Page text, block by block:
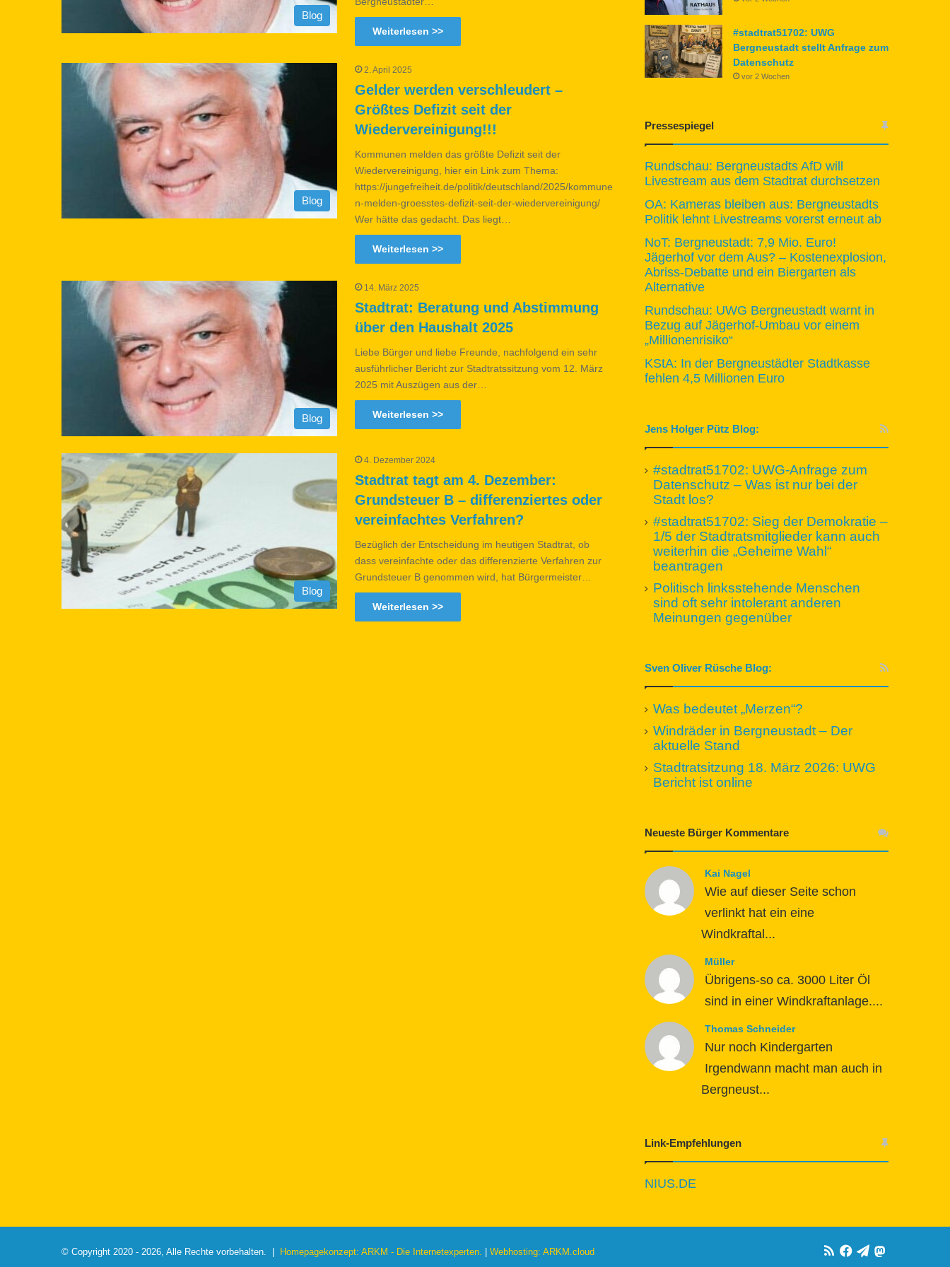
Blog
Weiterlesen >>
Blog
2. April 2025
Gelder werden verschleudert –
Größtes Defizit seit der
Wiedervereinigung!!!
Kommunen melden das größte Defizit seit der
Wiedervereinigung, hier ein Link zum Thema:
https://jungefreiheit.de/politik/deutschland/2025/kommune
n-melden-groesstes-defizit-seit-der-wiedervereinigung/
Wer hätte das gedacht. Das liegt…
Weiterlesen >>
Blog
14. März 2025
Stadtrat: Beratung und Abstimmung
über den Haushalt 2025
Liebe Bürger und liebe Freunde, nachfolgend ein sehr
ausführlicher Bericht zur Stadtratssitzung vom 12. März
2025 mit Auszügen aus der…
Weiterlesen >>
Blog
4. Dezember 2024
Stadtrat tagt am 4. Dezember:
Grundsteuer B – differenziertes oder
vereinfachtes Verfahren?
Bezüglich der Entscheidung im heutigen Stadtrat, ob
dass vereinfachte oder das differenzierte Verfahren zur
Grundsteuer B genommen wird, hat Bürgermeister…
Weiterlesen >>
#stadtrat51702: UWG
Bergneustadt stellt Anfrage zum
Datenschutz
vor 2 Wochen
Pressespiegel
Rundschau: Bergneustadts AfD will
Livestream aus dem Stadtrat durchsetzen
OA: Kameras bleiben aus: Bergneustadts
Politik lehnt Livestreams vorerst erneut ab
NoT: Bergneustadt: 7,9 Mio. Euro!
Jägerhof vor dem Aus? – Kostenexplosion,
Abriss-Debatte und ein Biergarten als
Alternative
Rundschau: UWG Bergneustadt warnt in
Bezug auf Jägerhof-Umbau vor einem
„Millionenrisiko“
KStA: In der Bergneustädter Stadtkasse
fehlen 4,5 Millionen Euro
Jens Holger Pütz Blog:
#stadtrat51702: UWG-Anfrage zum
Datenschutz – Was ist nur bei der
Stadt los?
#stadtrat51702: Sieg der Demokratie –
1/5 der Stadtratsmitglieder kann auch
weiterhin die „Geheime Wahl“
beantragen
Politisch linksstehende Menschen
sind oft sehr intolerant anderen
Meinungen gegenüber
Sven Oliver Rüsche Blog:
Was bedeutet „Merzen“?
Windräder in Bergneustadt – Der
aktuelle Stand
Stadtratsitzung 18. März 2026: UWG
Bericht ist online
Neueste Bürger Kommentare
Kai Nagel
Wie auf dieser Seite schon
verlinkt hat ein eine
Windkraftal...
Müller
Übrigens-so ca. 3000 Liter Öl
sind in einer Windkraftanlage....
Thomas Schneider
Nur noch Kindergarten
Irgendwann macht man auch in
Bergneust...
Link-Empfehlungen
NIUS.DE
© Copyright 2020 - 2026, Alle Rechte vorbehalten. | Homepagekonzept: ARKM - Die Internetexperten. Webhosting: ARKM.cloud RSSFacebook
Telegram